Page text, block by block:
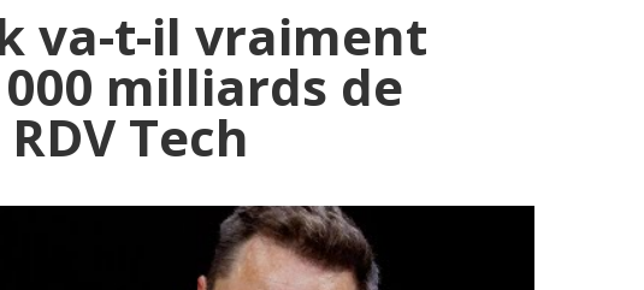
va-t-il vraiment
milliards de
Tech